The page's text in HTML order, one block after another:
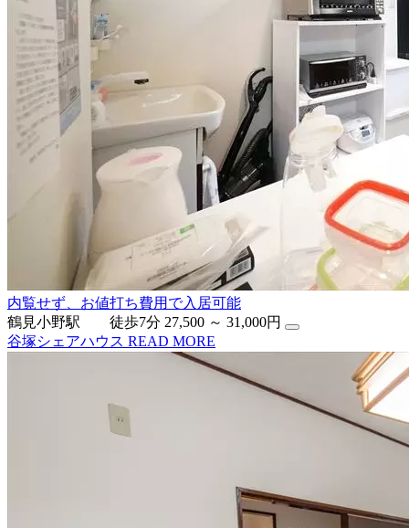
内覧せず、お値打ち費用で入居可能
鶴見小野駅 徒歩7分 27,500 ～ 31,000円
谷塚シェアハウス READ MORE